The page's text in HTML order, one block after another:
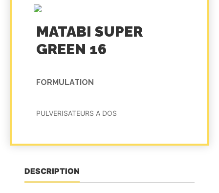
MATABI SUPER
GREEN 16
FORMULATION
PULVERISATEURS A DOS
DESCRIPTION